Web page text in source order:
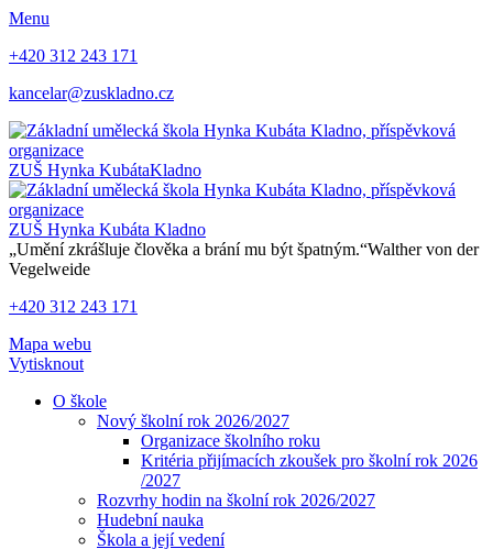
Menu
+420 312 243 171
kancelar@zuskladno.cz
ZUŠ Hynka KubátaKladno
ZUŠ Hynka Kubáta Kladno
„Umění zkrášluje člověka a brání mu být špatným.“Walther von der
Vegelweide
+420 312 243 171
Mapa webu
Vytisknout
O škole
Nový školní rok 2026/2027
Organizace školního roku
Kritéria přijímacích zkoušek pro školní rok 2026
/2027
Rozvrhy hodin na školní rok 2026/2027
Hudební nauka
Škola a její vedení